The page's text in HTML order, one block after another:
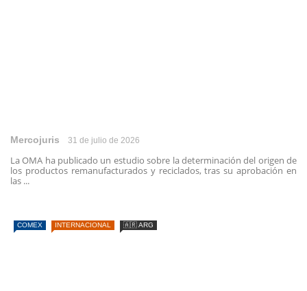
Mercojuris 31 de julio de 2026
La OMA ha publicado un estudio sobre la determinación del origen de
los productos remanufacturados y reciclados, tras su aprobación en
las ...
COMEX INTERNACIONAL 🇦🇷 ARG